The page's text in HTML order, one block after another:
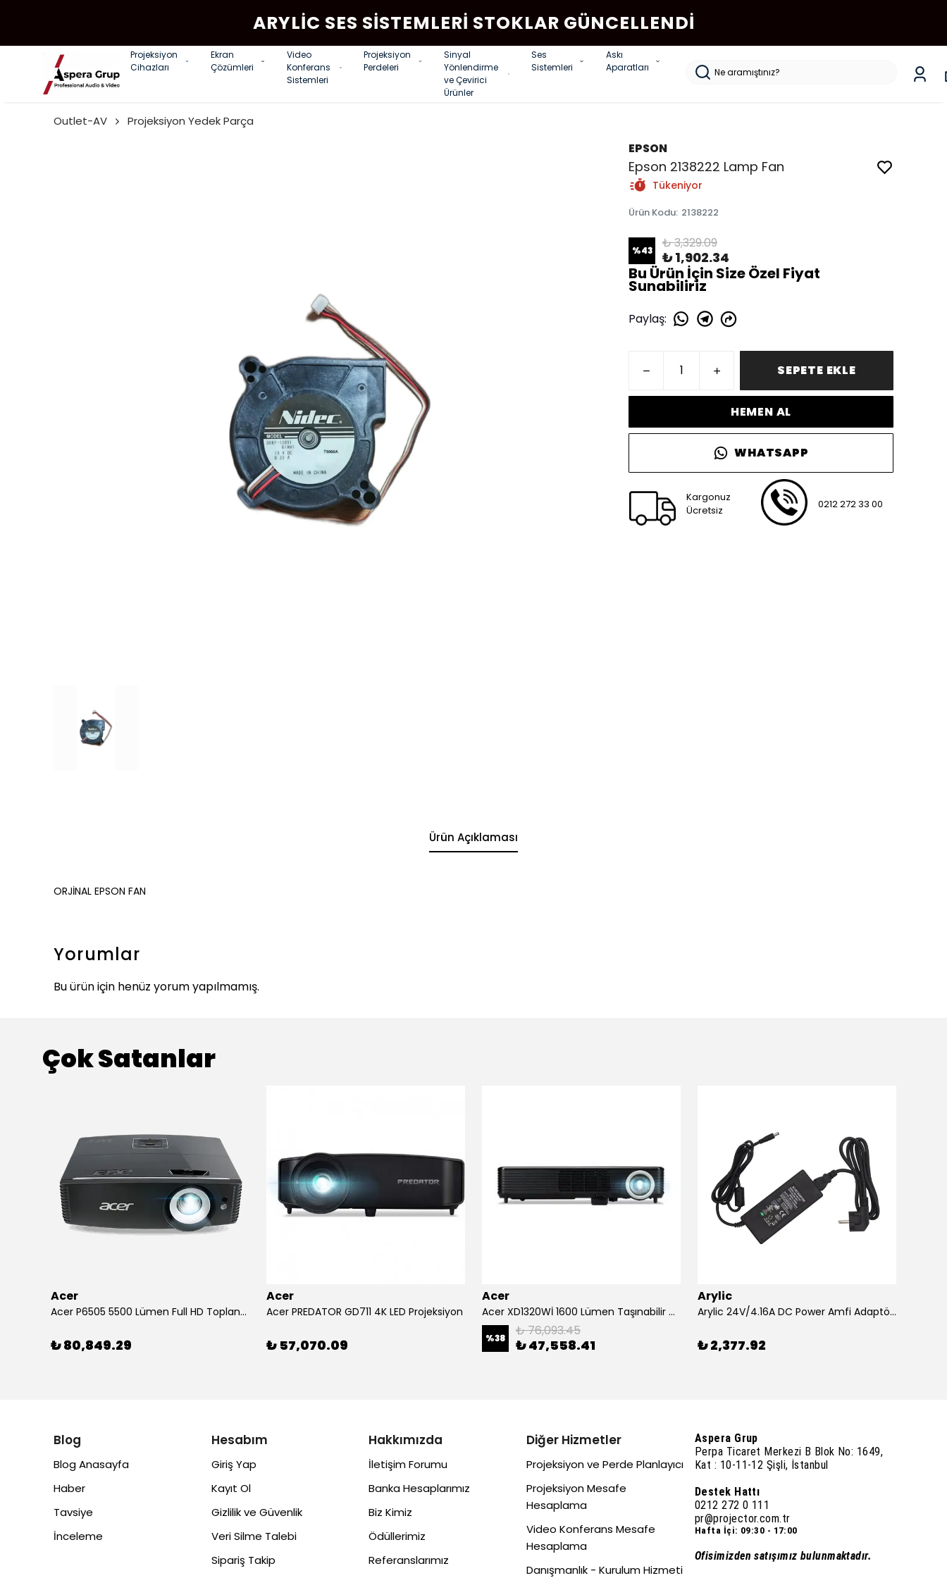
ARYLIC SES SISTEMLERI STOKLAR GÜNCELLENDI
Projeksiyon
Cihazları
Ekran
Çözümleri
Video
Konferans
Sistemleri
Projeksiyon
Perdeleri
Sinyal
Yönlendirme
ve Çevirici
Ürünler
Ses
Sistemleri
Askı
Aparatları
Outlet-AV Projeksiyon Yedek Parça
EPSON
Epson 2138222 Lamp Fan
Tükeniyor
Ürün Kodu: 2138222
%43 ₺ 3,329.09
₺ 1,902.34
Bu Ürün İçin Size Özel Fiyat
Sunabiliriz
Paylaş:
SEPETE EKLE
HEMEN AL
WHATSAPP
Kargonuz
Ücretsiz
0212 272 33 00
Ürün Açıklaması
ORJİNAL EPSON FAN
Yorumlar
Bu ürün için henüz yorum yapılmamış.
Çok Satanlar
Acer
Acer P6505 5500 Lümen Full HD Toplantı Odası Projeksiyonu
₺ 80,849.29
Acer
Acer PREDATOR GD711 4K LED Projeksiyon
₺ 57,070.09
Acer
Acer XD1320Wİ 1600 Lümen Taşınabilir USB Medya Kablosuz WXGA LED Projeksiyon
%38 ₺ 76,093.45
₺ 47,558.41
Arylic
Arylic 24V/4.16A DC Power Amfi Adaptörü
₺ 2,377.92
Blog
Blog Anasayfa
Haber
Tavsiye
İnceleme
Hesabım
Giriş Yap
Kayıt Ol
Gizlilik ve Güvenlik
Veri Silme Talebi
Sipariş Takip
Hakkımızda
İletişim Forumu
Banka Hesaplarımız
Biz Kimiz
Ödüllerimiz
Referanslarımız
Diğer Hizmetler
Projeksiyon ve Perde Planlayıcı
Projeksiyon Mesafe
Hesaplama
Video Konferans Mesafe
Hesaplama
Danışmanlık - Kurulum Hizmeti
Aspera Grup
Perpa Ticaret Merkezi B Blok No: 1649,
Kat : 10-11-12 Şişli, İstanbul
Destek Hattı
0212 272 0 111
pr@projector.com.tr
Hafta İçi: 09:30 - 17:00
Ofisimizden satışımız bulunmaktadır.